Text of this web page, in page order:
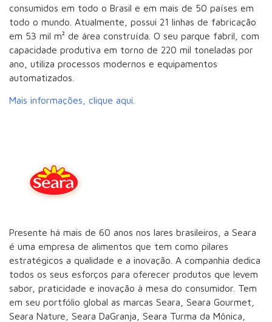
consumidos em todo o Brasil e em mais de 50 países em
todo o mundo. Atualmente, possui 21 linhas de fabricação
em 53 mil m² de área construída. O seu parque fabril, com
capacidade produtiva em torno de 220 mil toneladas por
ano, utiliza processos modernos e equipamentos
automatizados.
Mais informações, clique aqui.
Presente há mais de 60 anos nos lares brasileiros, a Seara
é uma empresa de alimentos que tem como pilares
estratégicos a qualidade e a inovação. A companhia dedica
todos os seus esforços para oferecer produtos que levem
sabor, praticidade e inovação à mesa do consumidor. Tem
em seu portfólio global as marcas Seara, Seara Gourmet,
Seara Nature, Seara DaGranja, Seara Turma da Mônica,